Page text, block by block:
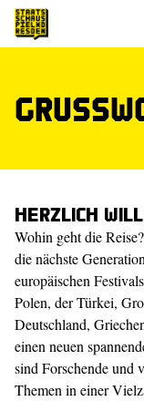
Herzlich
Wohin geht die
die nächste
europäischen
Polen, der Türkei,
Deutschland,
einen neuen
sind Forschende und
Themen in einer